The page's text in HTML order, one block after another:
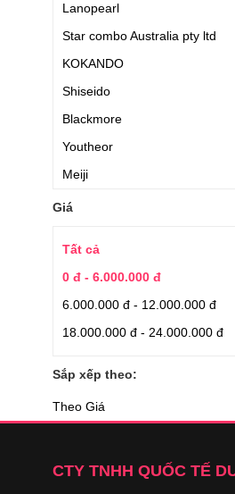
Lanopearl
Star combo Australia pty ltd
KOKANDO
Shiseido
Blackmore
Youtheor
Meiji
Jarrow Formulas
Applied Nutrition
Nature’s Bounty
Auhealth
Earthrise
Japan Algae
Quaker Oats
YuHan.Co
Giá
Tất cả
0 đ - 6.000.000 đ
6.000.000 đ - 12.000.000 đ
18.000.000 đ - 24.000.000 đ
Sắp xếp theo:
Theo Giá
CTY TNHH QUỐC TẾ